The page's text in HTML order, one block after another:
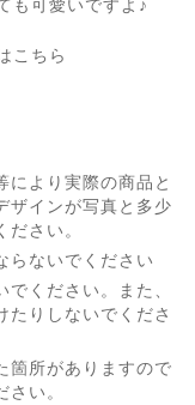
こちら
により実際の商品と
ザインが写真と多少
さい。
らないでください
ください。また、
たりしないでくださ
箇所がありますので
い。